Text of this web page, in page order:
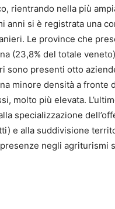
rientrando nella più
anni si è registrata una
Le province che
(23,8% del totale
sono presenti otto
minore densità a fronte
molto più elevata.
specializzazione
e alla suddivisione
negli agriturismi